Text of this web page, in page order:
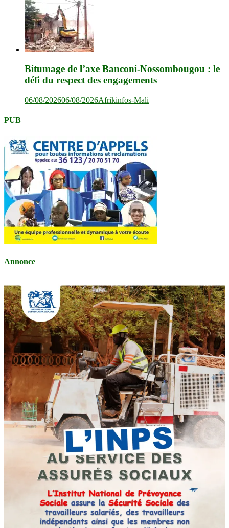
Bitumage de l’axe Banconi-Nossombougou : le
défi du respect des engagements
06/08/202606/08/2026Afrikinfos-Mali
PUB
Annonce